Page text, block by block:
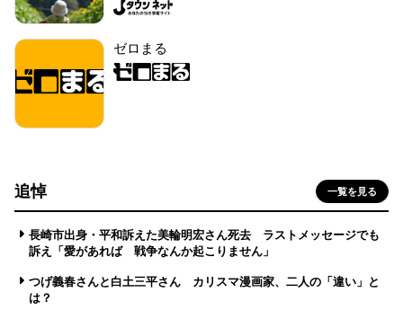
ゼロまる
追悼 一覧を見る
長崎市出身・平和訴えた美輪明宏さん死去 ラストメッセージでも
訴え「愛があれば 戦争なんか起こりません」
つげ義春さんと白土三平さん カリスマ漫画家、二人の「違い」と
は？